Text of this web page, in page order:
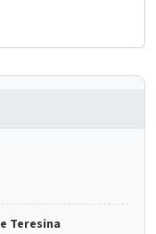
Teresina